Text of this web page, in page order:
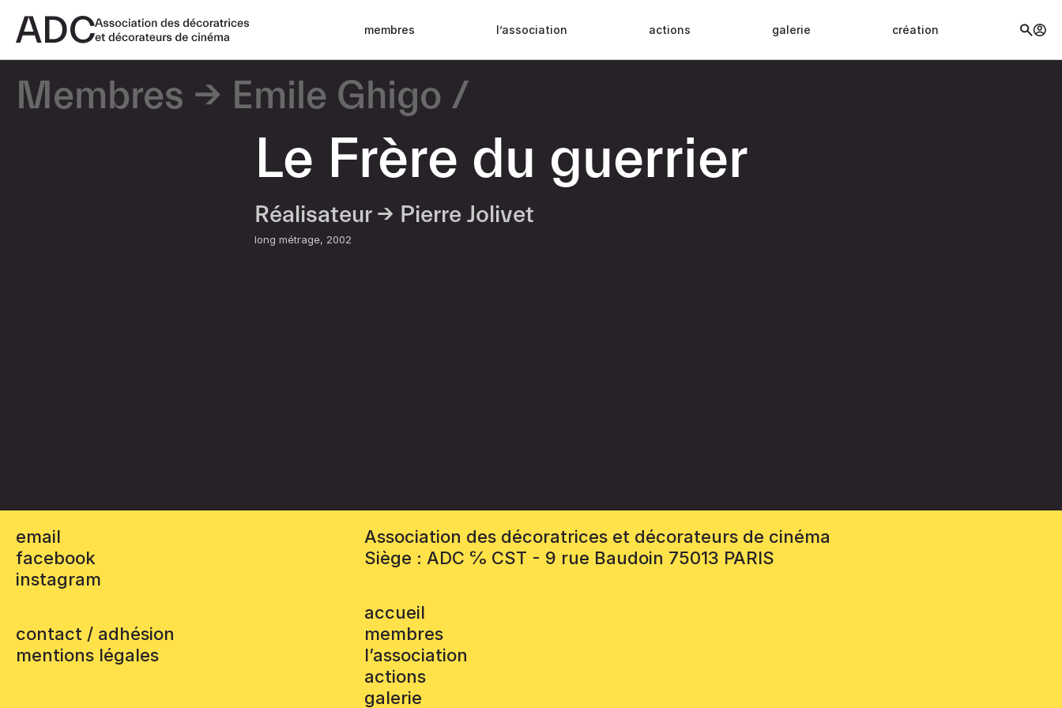
membres l’association actions galerie création
Membres Emile Ghigo
Le Frère du guerrier
Réalisateur → Pierre Jolivet
long métrage 2002
email
facebook
instagram
contact / adhésion
mentions légales
Association des décoratrices et décorateurs de cinéma
Siège : ADC ℅ CST - 9 rue Baudoin 75013 PARIS
accueil
membres
l’association
actions
galerie